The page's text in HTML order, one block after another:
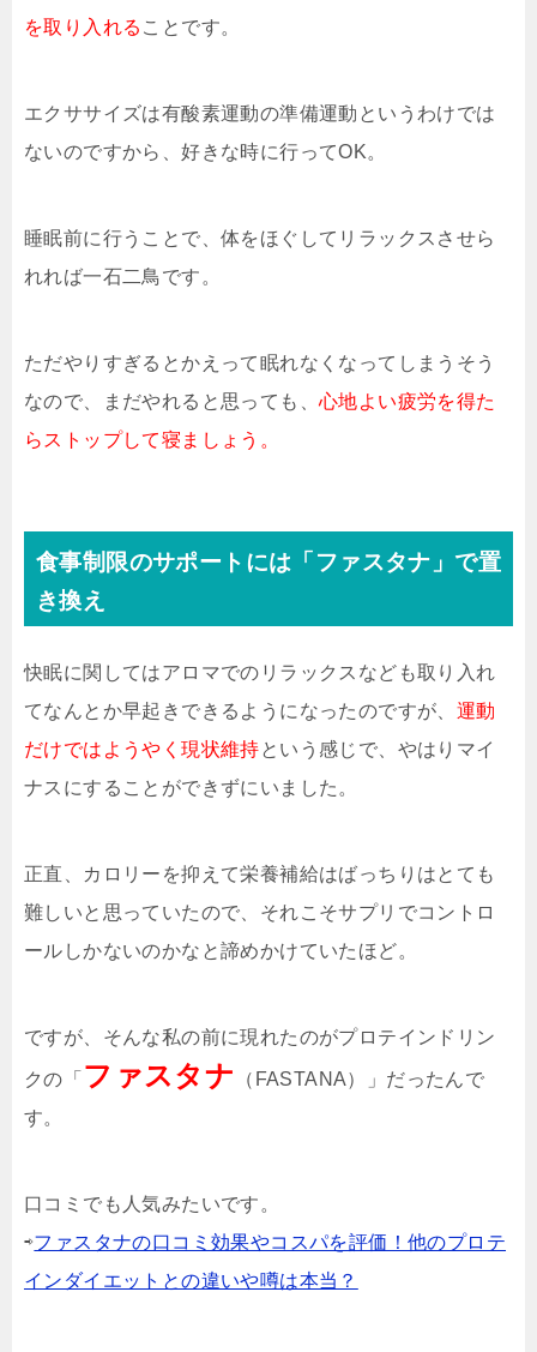
を取り入れる ことです。
エクササイズは有酸素運動の準備運動というわけでは
ないのですから、好きな時に行ってOK。
睡眠前に行うことで、体をほぐしてリラックスさせら
れれば一石二鳥です。
ただやりすぎるとかえって眠れなくなってしまうそう
なので、まだやれると思っても、 心地よい疲労を得た
らストップして寝ましょう。
食事制限のサポートには「ファスタナ」で置
き換え
快眠に関してはアロマでのリラックスなども取り入れ
てなんとか早起きできるようになったのですが、 運動
だけではようやく現状維持という感じで、やはりマイ
ナスにすることができずにいました。
正直、カロリーを抑えて栄養補給はばっちりはとても
難しいと思っていたので、それこそサプリでコントロ
ールしかないのかなと諦めかけていたほど。
ですが、そんな私の前に現れたのがプロテインドリン
クの「 ファスタナ
（FASTANA）」だったんで
す。
口コミでも人気みたいです。
⇨ファスタナの口コミ効果やコスパを評価！他のプロテ
インダイエットとの違いや噂は本当？